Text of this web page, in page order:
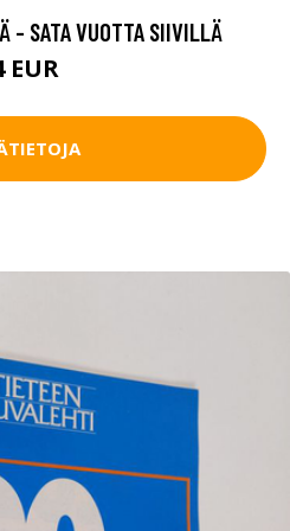
- SATA VUOTTA SIIVILLÄ
EUR